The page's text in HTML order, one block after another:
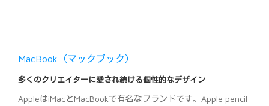
MacBook（マックブック）
多くのクリエイターに愛され続ける個性的なデザイン
AppleはiMacとMacBookで有名なブランドです。Apple pencil